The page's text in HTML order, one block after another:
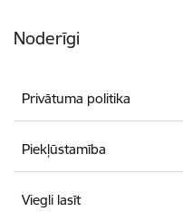
Noderīgi
Privātuma politika
Piekļūstamība
Viegli lasīt